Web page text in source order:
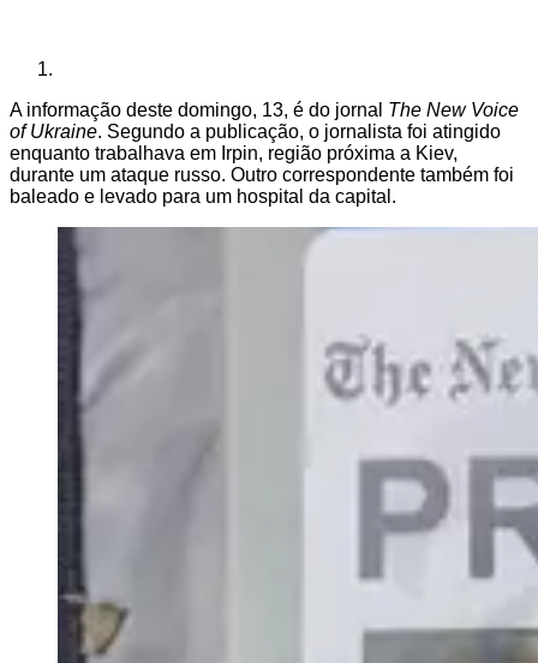
A informação deste domingo, 13, é do jornal The New Voice
of Ukraine. Segundo a publicação, o jornalista foi atingido
enquanto trabalhava em Irpin, região próxima a Kiev,
durante um ataque russo. Outro correspondente também foi
baleado e levado para um hospital da capital.